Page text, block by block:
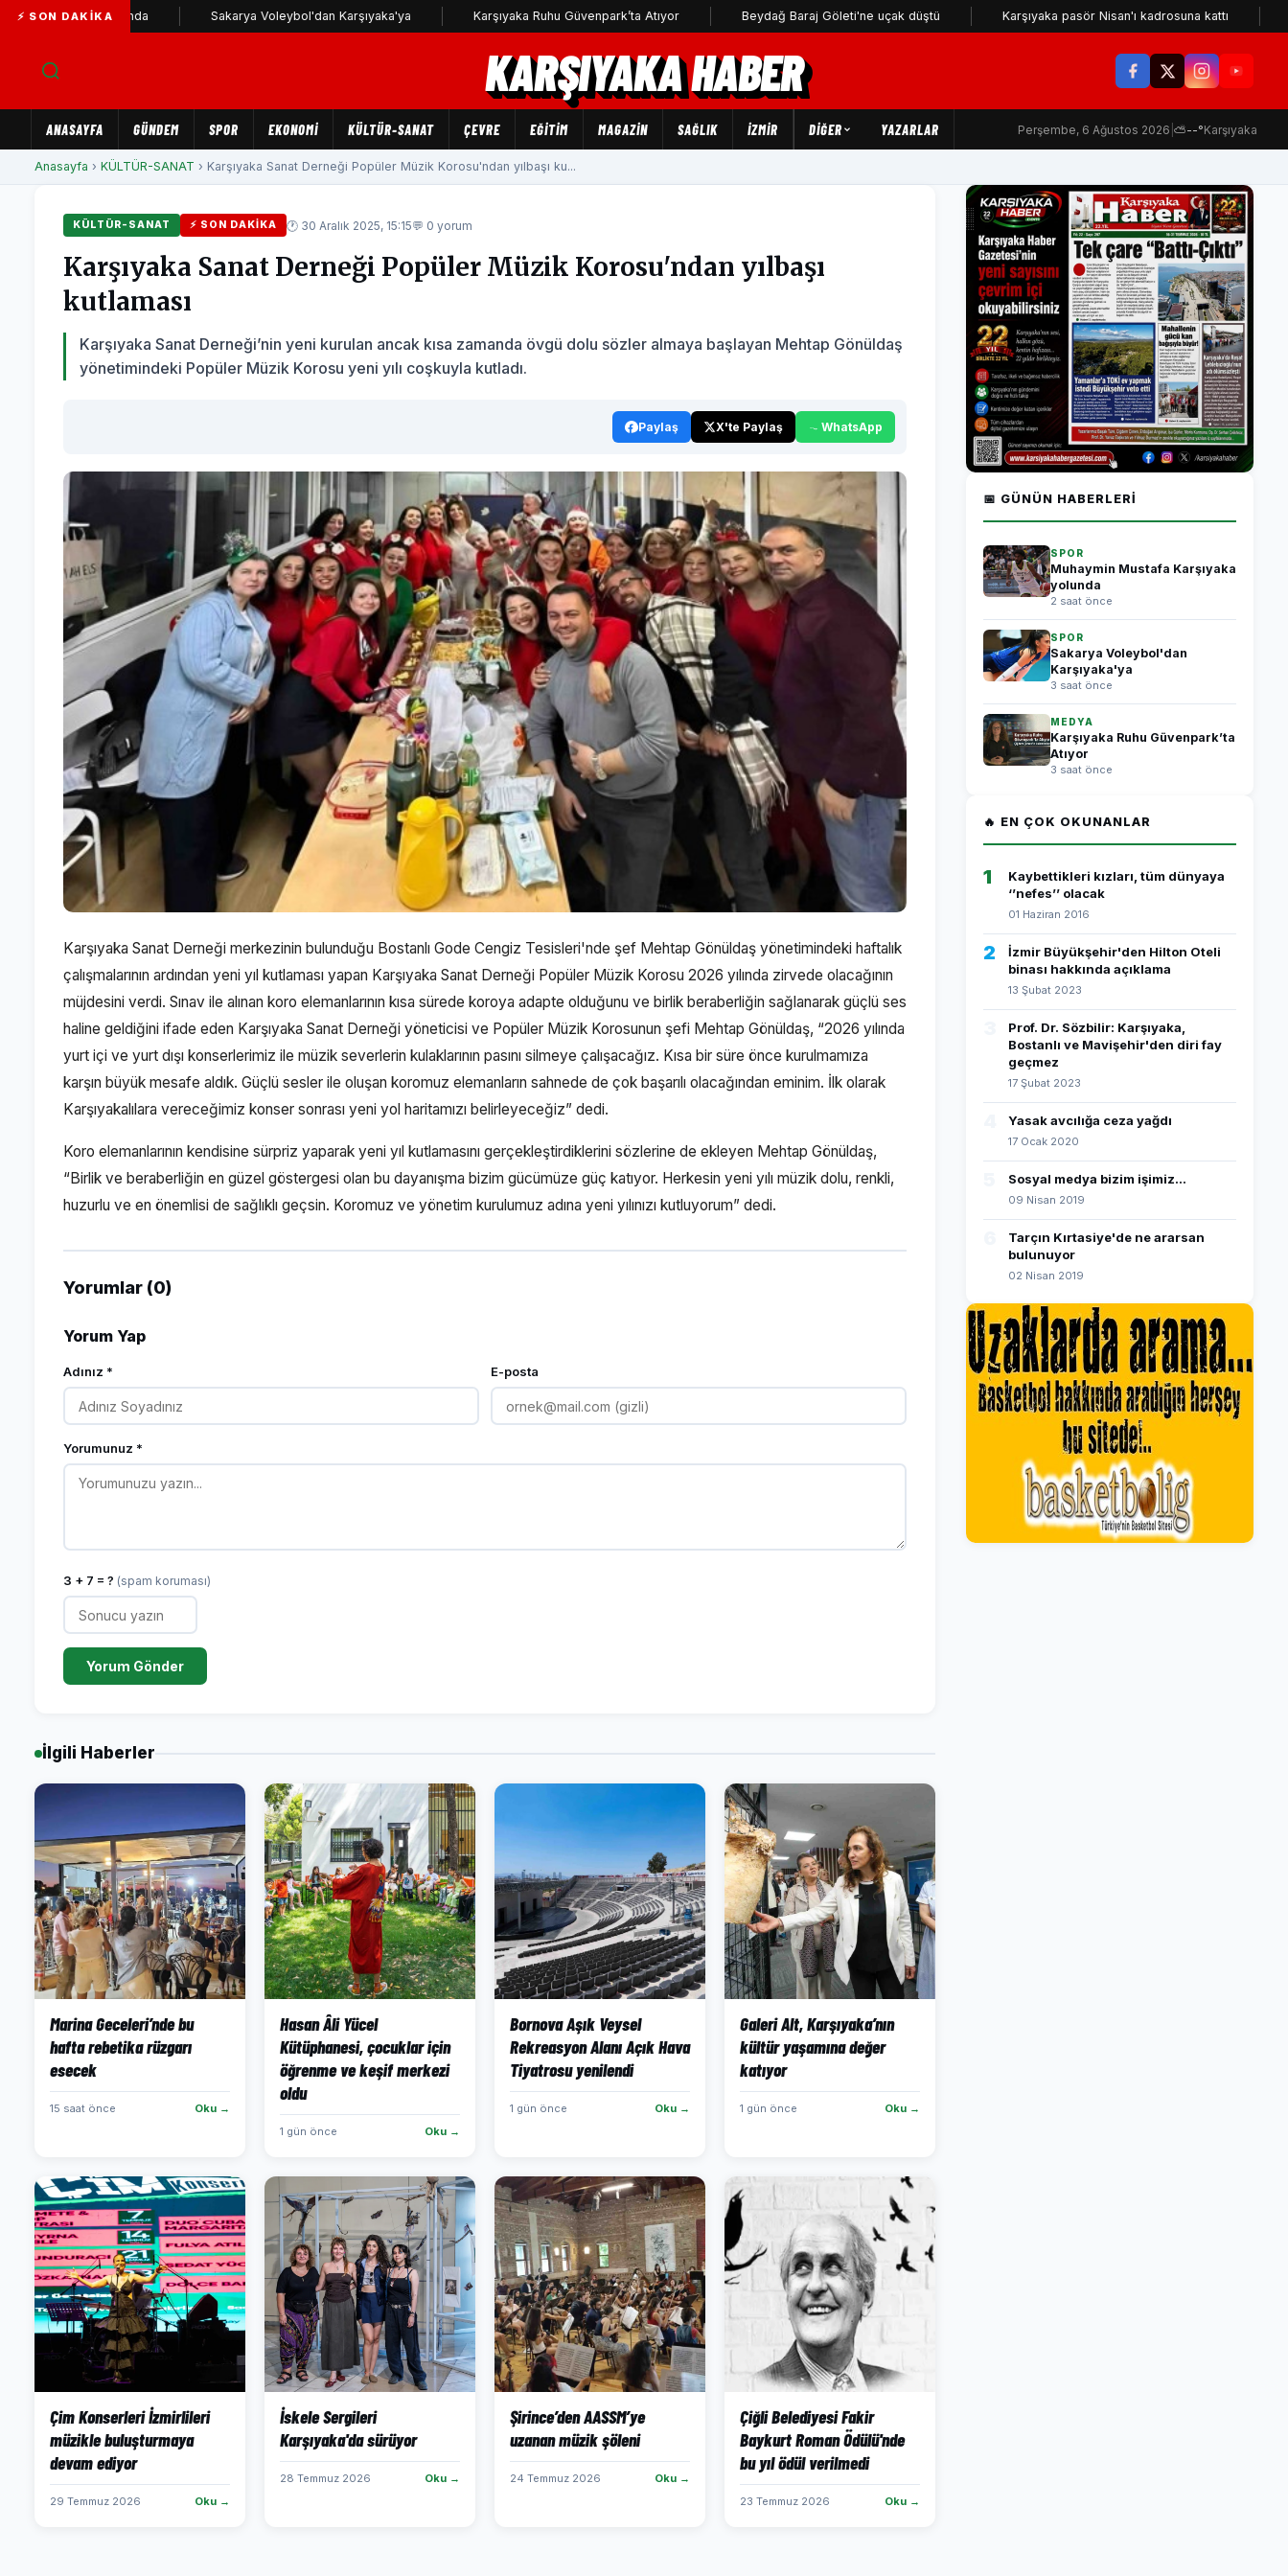
⚡ SON DAKIKA
yolunda Sakarya Voleybol'dan Karşıyaka'ya Karşıyaka Ruhu Güvenpark’ta Atıyor Beydağ Baraj Göleti'ne uçak düştü Karşıyaka pasör Nisan'ı kadrosuna kattı
KARŞIYAKA HABER
ANASAYFA GÜNDEM SPOR EKONOMİ KÜLTÜR-SANAT ÇEVRE EĞİTİM MAGAZİN SAĞLIK İZMİR DIĞER YAZARLAR Perşembe, 6 Ağustos 2026 ⛅--°Karşıyaka
Anasayfa › KÜLTÜR-SANAT › Karşıyaka Sanat Derneği Popüler Müzik Korosu'ndan yılbaşı ku...
KÜLTÜR-SANAT ⚡ SON DAKIKA 🕐 30 Aralık 2025, 15:15💬 0 yorum
Karşıyaka Sanat Derneği Popüler Müzik Korosu'ndan yılbaşı
kutlaması
Karşıyaka Sanat Derneği’nin yeni kurulan ancak kısa zamanda övgü dolu sözler almaya başlayan Mehtap Gönüldaş
yönetimindeki Popüler Müzik Korosu yeni yılı coşkuyla kutladı.
Paylaş X'te Paylaş WhatsApp
Karşıyaka Sanat Derneği merkezinin bulunduğu Bostanlı Gode Cengiz Tesisleri'nde şef Mehtap Gönüldaş yönetimindeki haftalık
çalışmalarının ardından yeni yıl kutlaması yapan Karşıyaka Sanat Derneği Popüler Müzik Korosu 2026 yılında zirvede olacağının
müjdesini verdi. Sınav ile alınan koro elemanlarının kısa sürede koroya adapte olduğunu ve birlik beraberliğin sağlanarak güçlü ses
haline geldiğini ifade eden Karşıyaka Sanat Derneği yöneticisi ve Popüler Müzik Korosunun şefi Mehtap Gönüldaş, “2026 yılında
yurt içi ve yurt dışı konserlerimiz ile müzik severlerin kulaklarının pasını silmeye çalışacağız. Kısa bir süre önce kurulmamıza
karşın büyük mesafe aldık. Güçlü sesler ile oluşan koromuz elemanların sahnede de çok başarılı olacağından eminim. İlk olarak
Karşıyakalılara vereceğimiz konser sonrası yeni yol haritamızı belirleyeceğiz” dedi.
Koro elemanlarının kendisine sürpriz yaparak yeni yıl kutlamasını gerçekleştirdiklerini sözlerine de ekleyen Mehtap Gönüldaş,
“Birlik ve beraberliğin en güzel göstergesi olan bu dayanışma bizim gücümüze güç katıyor. Herkesin yeni yılı müzik dolu, renkli,
huzurlu ve en önemlisi de sağlıklı geçsin. Koromuz ve yönetim kurulumuz adına yeni yılınızı kutluyorum” dedi.
Yorumlar (0)
Yorum Yap
Adınız * E-posta
Yorumunuz *
3 + 7 = ? (spam koruması)
Yorum Gönder
İlgili Haberler
Marina Geceleri’nde bu
hafta rebetika rüzgarı
esecek
15 saat önce Oku →
Hasan Âli Yücel
Kütüphanesi, çocuklar için
öğrenme ve keşif merkezi
oldu
1 gün önce Oku →
Bornova Aşık Veysel
Rekreasyon Alanı Açık Hava
Tiyatrosu yenilendi
1 gün önce Oku →
Galeri Alt, Karşıyaka’nın
kültür yaşamına değer
katıyor
1 gün önce Oku →
Çim Konserleri İzmirlileri
müzikle buluşturmaya
devam ediyor
29 Temmuz 2026 Oku →
İskele Sergileri
Karşıyaka'da sürüyor
28 Temmuz 2026 Oku →
Şirince’den AASSM’ye
uzanan müzik şöleni
24 Temmuz 2026 Oku →
Çiğli Belediyesi Fakir
Baykurt Roman Ödülü'nde
bu yıl ödül verilmedi
23 Temmuz 2026 Oku →
📅 GÜNÜN HABERLERI
SPOR
Muhaymin Mustafa Karşıyaka
yolunda
2 saat önce
SPOR
Sakarya Voleybol'dan
Karşıyaka'ya
3 saat önce
MEDYA
Karşıyaka Ruhu Güvenpark’ta
Atıyor
3 saat önce
🔥 EN ÇOK OKUNANLAR
1
Kaybettikleri kızları, tüm dünyaya
‘’nefes’’ olacak
01 Haziran 2016
2
İzmir Büyükşehir'den Hilton Oteli
binası hakkında açıklama
13 Şubat 2023
Prof. Dr. Sözbilir: Karşıyaka,
Bostanlı ve Mavişehir'den diri fay
geçmez
17 Şubat 2023
Yasak avcılığa ceza yağdı
17 Ocak 2020
Sosyal medya bizim işimiz...
09 Nisan 2019
Tarçın Kırtasiye'de ne ararsan
bulunuyor
02 Nisan 2019